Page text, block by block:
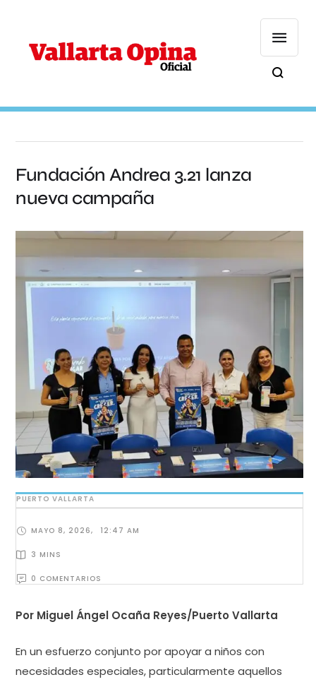
Fundación Andrea 3.21 lanza
nueva campaña
PUERTO VALLARTA
MAYO 8, 2026, 12:47 AM
3 MINS
0 COMENTARIOS
Por Miguel Ángel Ocaña Reyes/Puerto Vallarta
En un esfuerzo conjunto por apoyar a niños con
necesidades especiales, particularmente aquellos